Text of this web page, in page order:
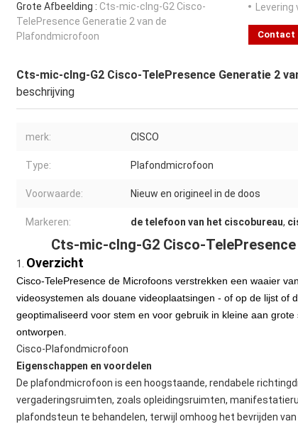
Grote Afbeelding : Cts-mic-clng-G2 Cisco-
TelePresence Generatie 2 van de
Plafondmicrofoon
Levering
Contact
Cts-mic-clng-G2 Cisco-TelePresence Generatie 2
beschrijving
merk: CISCO
Type: Plafondmicrofoon
Voorwaarde: Nieuw en origineel in de doos
Markeren: de telefoon van het ciscobureau,
Cts-mic-clng-G2 Cisco-
1. Overzicht
Cisco-TelePresence de Microfoons verstrekken een waaier
videosystemen als douane videoplaatsingen - of op de lijst of
geoptimaliseerd voor stem en voor gebruik in kleine aan
ontworpen.
Cisco-Plafondmicrofoon
Eigenschappen en voordelen
De plafondmicrofoon is een hoogstaande, rendabele
vergaderingsruimten, zoals opleidingsruimten,
plafondsteun te behandelen, terwijl omhoog het bevrijden